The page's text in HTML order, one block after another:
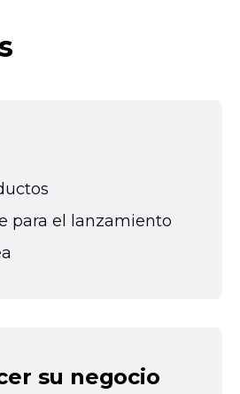
para el lanzamiento
su negocio